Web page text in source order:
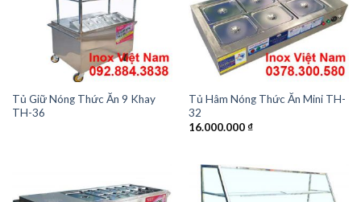
Tủ Giữ Nóng Thức Ăn 9 Khay
TH-36
Tủ Hâm Nóng Thức Ăn Mini TH-
32
16.000.000₫